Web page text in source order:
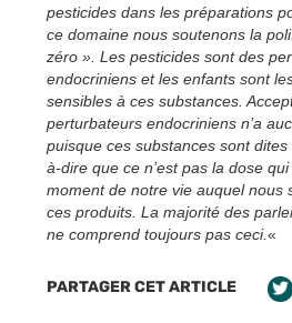
pesticides dans les préparations
ce domaine nous soutenons la
zéro ». Les pesticides sont des
endocriniens et les enfants sont
sensibles à ces substances.
perturbateurs endocriniens n’a
puisque ces substances sont dites
à-dire que ce n’est pas la dose
moment de notre vie auquel nous
ces produits. La majorité des
ne comprend toujours pas ceci.«
PARTAGER CET ARTICLE